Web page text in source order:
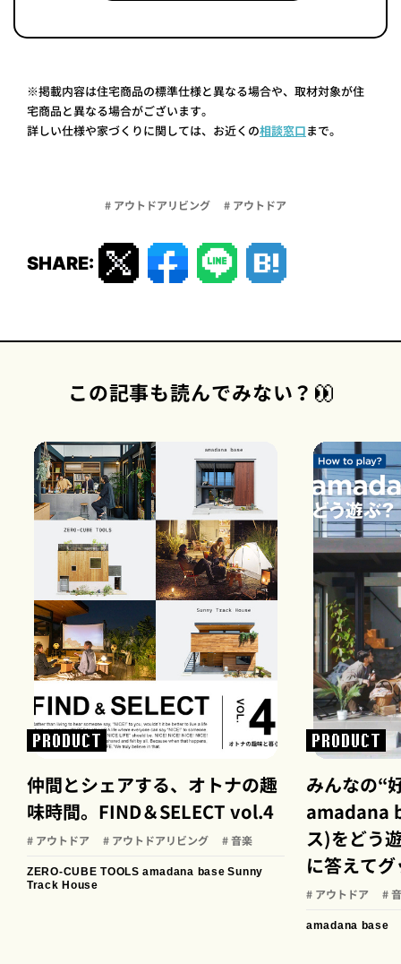
※掲載内容は住宅商品の標準仕様と異なる場合や、取材対象が住
宅商品と異なる場合がございます。
詳しい仕様や家づくりに関しては、お近くの相談窓口まで。
# アウトドアリビング # アウトドア
SHARE:
この記事も読んでみない？
PRODUCT
仲間とシェアする、オトナの趣
味時間。FIND＆SELECT vol.4
# アウトドア # アウトドアリビング # 音楽
ZERO-CUBE TOOLS amadana base Sunny
Track House
PRODUCT
みんなの“
amadana
ス)をどう
に答えて
# アウトドア #
amadana base